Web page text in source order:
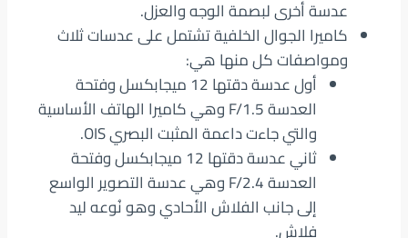
عدسة أخرى لبصمة الوجه والعزل.
كاميرا الجوال الخلفية تشتمل على عدسات ثلاث
ومواصفات كل منها هي:
أول عدسة دقتها 12 ميجابكسل وفتحة
العدسة F/1.5 وهي كاميرا الهاتف الأساسية
والتي جاءت داعمة المثبت البصري OIS.
ثاني عدسة دقتها 12 ميجابكسل وفتحة
العدسة F/2.4 وهي عدسة التصوير الواسع
إلى جانب الفلاش الأحادي وهو نُوعه ليد
فلاش.